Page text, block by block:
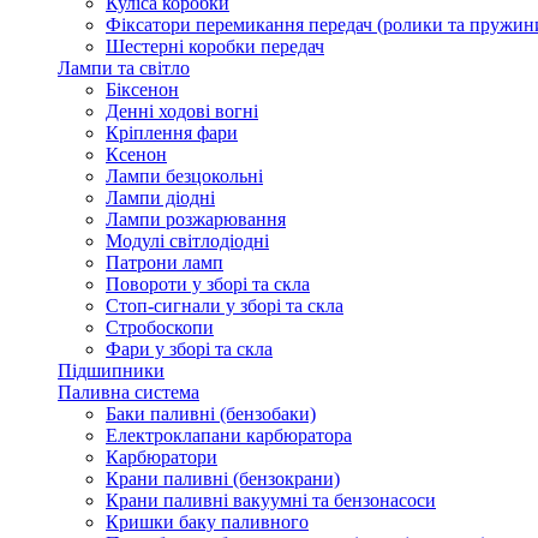
Фіксатори перемикання передач (ролики та
Шестерні коробки передач
Лампи та світло
Біксенон
Денні ходові вогні
Кріплення фари
Ксенон
Лампи безцокольні
Лампи діодні
Лампи розжарювання
Модулі світлодіодні
Патрони ламп
Повороти у зборі та скла
Стоп-сигнали у зборі та скла
Стробоскопи
Фари у зборі та скла
Підшипники
Паливна система
Баки паливні (бензобаки)
Електроклапани карбюратора
Карбюратори
Крани паливні (бензокрани)
Крани паливні вакуумні та бензонасоси
Кришки баку паливного